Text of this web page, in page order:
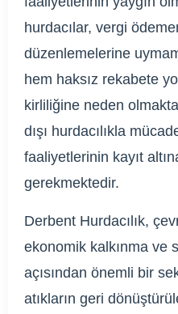
hurdacılar, vergi
düzenlemelerine
hem haksız rekabete
kirliliğine neden
dışı hurdacılıkla
faaliyetlerinin kayıt
gerekmektedir.
Derbent Hurdacılık,
ekonomik kalkınma ve
açısından önemli bir
atıkların geri